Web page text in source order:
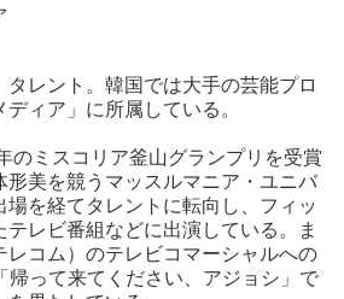
レント。韓国では大手の芸能プロ
ィア」に所属している。
のミスコリア釜山グランプリを受賞
形美を競うマッスルマニア・ユニバ
場を経てタレントに転向し、フィッ
テレビ番組などに出演している。ま
レコム）のテレビコマーシャルへの
帰って来てください、アジョシ」で